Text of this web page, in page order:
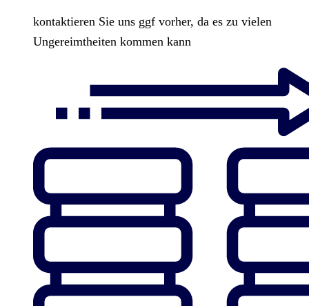
kontaktieren Sie uns ggf vorher, da es zu vielen
Ungereimtheiten kommen kann